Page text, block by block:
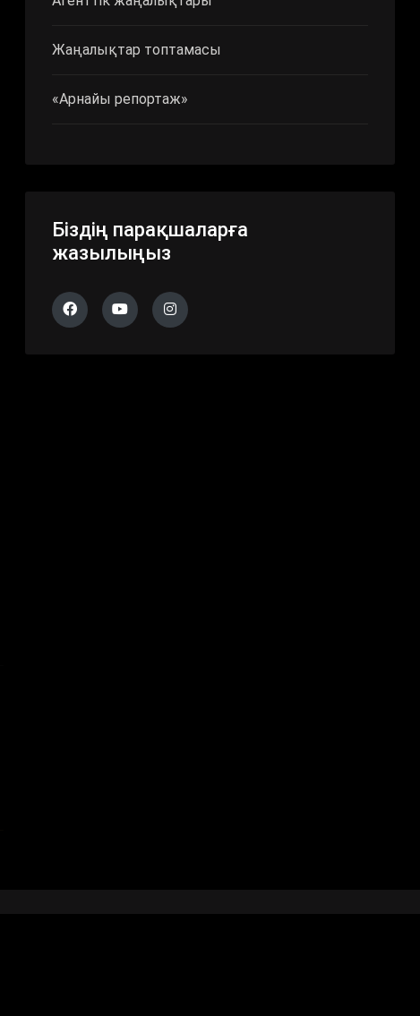
Жаңалықтар топтамасы
«Арнайы репортаж»
Біздің парақшаларға
жазылыңыз